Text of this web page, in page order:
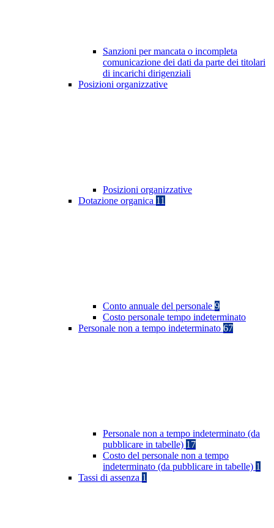
Sanzioni per mancata o incompleta
comunicazione dei dati da parte dei titolari
di incarichi dirigenziali
Posizioni organizzative
Posizioni organizzative
Dotazione organica 11
Conto annuale del personale 9
Costo personale tempo indeterminato
Personale non a tempo indeterminato 67
Personale non a tempo indeterminato (da
pubblicare in tabelle) 17
Costo del personale non a tempo
indeterminato (da pubblicare in tabelle) 1
Tassi di assenza 1